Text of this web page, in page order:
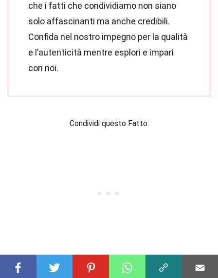
che i fatti che condividiamo non siano
solo affascinanti ma anche credibili.
Confida nel nostro impegno per la qualità
e l’autenticità mentre esplori e impari
con noi.
Condividi questo Fatto: